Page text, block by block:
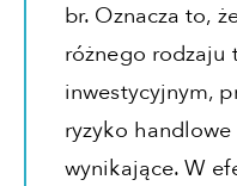
br. Oznacza to,
różnego rodzaju
inwestycyjnym,
ryzyko
wynikające. W